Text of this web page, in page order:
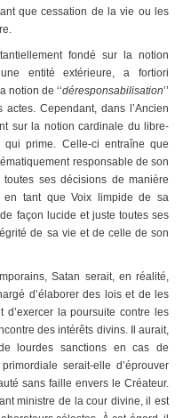
que cessation de la vie ou les
fondé sur la notion
entité extérieure, a fortiori
notion de ‘‘déresponsabilisation’’
Cependant, dans l’Ancien
sur la notion cardinale du libre-
qui prime. Celle-ci entraîne que
responsable de son
ses décisions de manière
en tant que Voix limpide de sa
façon lucide et juste toutes ses
de sa vie et de celle de son
Satan serait, en réalité,
d’élaborer des lois et de les
la poursuite contre les
des intérêts divins. Il aurait,
lourdes sanctions en cas de
serait-elle d’éprouver
sans faille envers le Créateur.
ministre de la cour divine, il est